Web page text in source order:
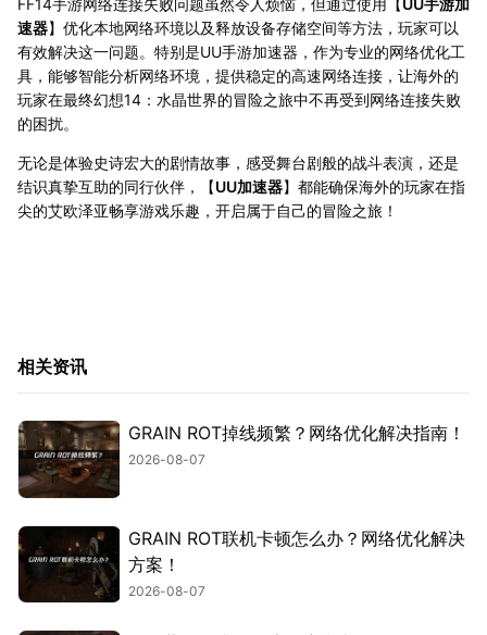
FF14手游网络连接失败问题虽然令人烦恼，但通过使用【UU手游加
速器】优化本地网络环境以及释放设备存储空间等方法，玩家可以
有效解决这一问题。特别是UU手游加速器，作为专业的网络优化工
具，能够智能分析网络环境，提供稳定的高速网络连接，让海外的
玩家在最终幻想14：水晶世界的冒险之旅中不再受到网络连接失败
的困扰。
无论是体验史诗宏大的剧情故事，感受舞台剧般的战斗表演，还是
结识真挚互助的同行伙伴，【UU加速器】都能确保海外的玩家在指
尖的艾欧泽亚畅享游戏乐趣，开启属于自己的冒险之旅！
相关资讯
GRAIN ROT掉线频繁？网络优化解决指南！
2026-08-07
GRAIN ROT联机卡顿怎么办？网络优化解决
方案！
2026-08-07